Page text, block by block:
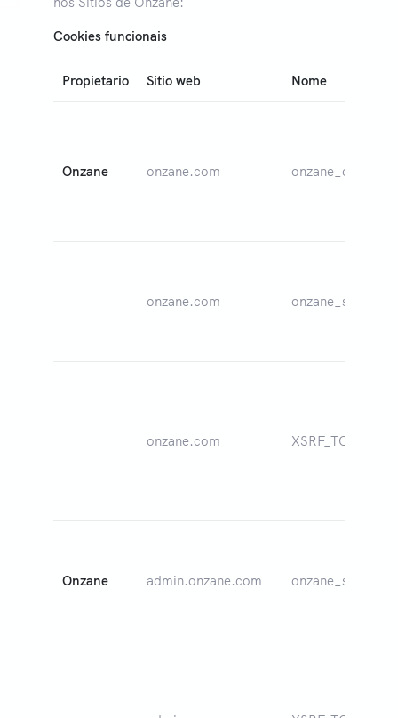
Cookies funcionais
Propietario Sitio web Nome
Onzane onzane.com
onzane.com onzane_session
onzane.com XSRF_TOKEN
Onzane admin.onzane.com onzane_session